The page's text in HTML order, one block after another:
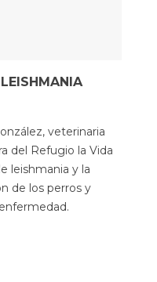
veterinaria
del Refugio la Vida
leishmania y la
de los perros y